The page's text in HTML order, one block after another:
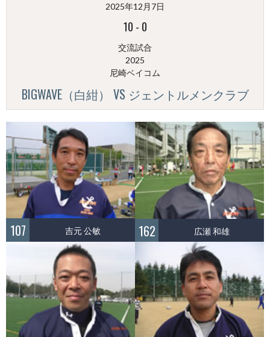
2025年12月7日
10 - 0
交流試合
2025
尼崎ベイコム
BIGWAVE（白紺） VS ジェントルメンクラブ
107 吉元 公敏 162 広瀬 和雄